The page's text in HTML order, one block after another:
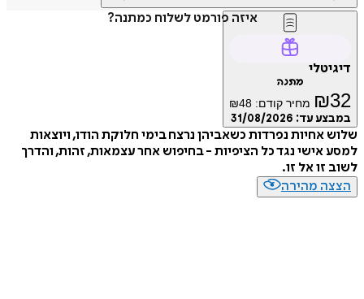
איזה פורמט לשלוח כמתנה?
₪ מחיר קודם: ₪48
עד:31/08/2026
אחיות נפרדות כשאביהן נרצח בימי חלוקת הודו, ויוצאות
אישי נגד כל הציפיות - בחיפוש אחר עצמאות, זהות, והדרך
אל זו.
מהירה